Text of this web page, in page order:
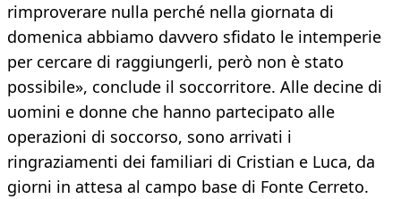
rimproverare nulla perché nella giornata di
domenica abbiamo davvero sfidato le intemperie
per cercare di raggiungerli, però non è stato
possibile», conclude il soccorritore. Alle decine di
uomini e donne che hanno partecipato alle
operazioni di soccorso, sono arrivati i
ringraziamenti dei familiari di Cristian e Luca, da
giorni in attesa al campo base di Fonte Cerreto.